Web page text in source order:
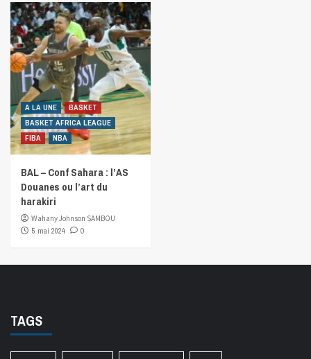
A LA UNE
BASKET
BASKET AFRICA LEAGUE
FIBA
NBA
BAL – Conf Sahara : l’AS
Douanes ou l’art du
harakiri
Wahany Johnson SAMBOU
5 mai 2024
0
TAGS